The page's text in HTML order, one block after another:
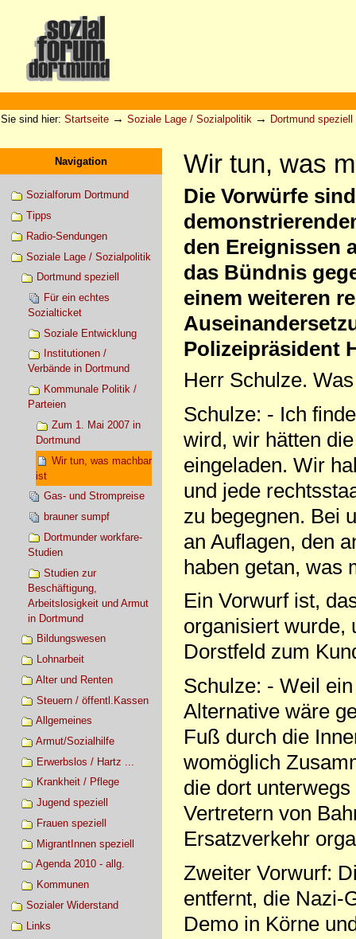
Werkzeuge
Sie sind hier: Startseite → Soziale Lage / Sozialpolitik → Dortmund speziell
Navigation
Sozialforum Dortmund
Tipps
Radio-Sendungen
Soziale Lage / Sozialpolitik
Dortmund speziell
Für ein echtes
Sozialticket
Soziale Entwicklung
Institutionen /
Verbände in Dortmund
Kommunale Politik /
Parteien
Zum 1. Mai 2007 in
Dortmund
Wir tun, was machbar
ist
Gas- und Strompreise
brauner sumpf
Dortmunder workfare-
Studien
Studien zur
Beschäftigung,
Arbeitslosigkeit und Armut
in Dortmund
Bildungswesen
Lohnarbeit
Alter und Renten
Steuern / öffentl.Kassen
Allgemeines
Armut/Sozialhilfe
Erwerbslos / Hartz ...
Krankheit / Pflege
Jugend speziell
Frauen speziell
MigrantInnen speziell
Agenda 2010 - allg.
Kommunen
Sozialer Widerstand
Links
Wir tun, was
Die Vorwürfe
den Ereignissen
das Bündnis
einem weiteren
Polizeipräsident
Herr Schulze.
Schulze: - Ich
wird, wir hätten
eingeladen. Wir
und jede
zu begegnen. Bei
an Auflagen, den
haben getan, was
Ein Vorwurf ist,
organisiert wurde,
Dorstfeld zum
Schulze: - Weil
Alternative wäre
Fuß durch die
womöglich
die dort
Vertretern von
Ersatzverkehr
Zweiter Vorwurf:
entfernt, die Nazi-
Demo in Körne